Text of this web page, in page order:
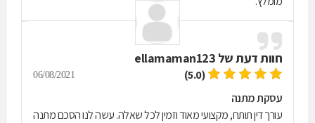
חוות דעת של ellamaman123
(5.0)
06/08/2021
עסקת מתנה
עורך דין תותח, מקצועי מאוד וזמין לכל שאלה. עשה לנו הסכם מתנה